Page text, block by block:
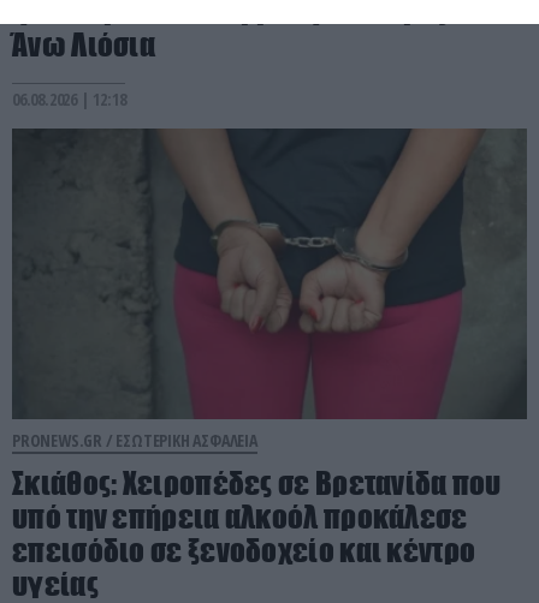
Άνω Λιόσια
06.08.2026 | 12:18
PRONEWS.GR / ΕΣΩΤΕΡΙΚΗ ΑΣΦΑΛΕΙΑ
Σκιάθος: Χειροπέδες σε Βρετανίδα που
υπό την επήρεια αλκοόλ προκάλεσε
επεισόδιο σε ξενοδοχείο και κέντρο
υγείας